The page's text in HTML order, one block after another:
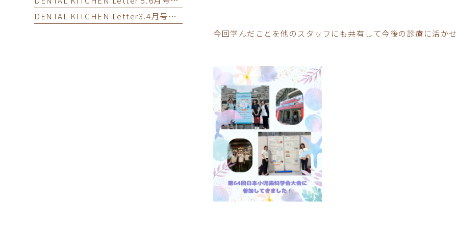
今回学んだことを他のスタッフにも共有して今後の診療に活か
DENTAL KITCHEN Letter3.4月号の更新です